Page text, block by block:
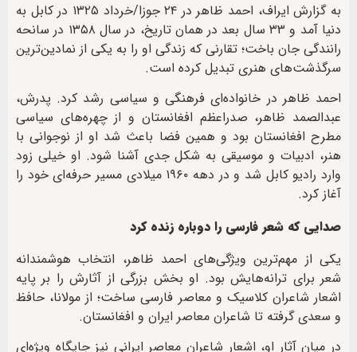
به گزارش ایراف، احمد ظاهر در ۲۴ جوزا/خرداد ۱۳۲۵ در کابل به
دنیا آمد و ۳۳ سال بعد در همان تاریخ، در سال ۱۳۵۸ در سانحه
رانندگی جان باخت؛ تقارنی که زندگی او را به یکی از نمادین‌ترین
سرگذشت‌های هنری تبدیل کرده است.
احمد ظاهر در خانواده‌ای فرهنگی و سیاسی رشد کرد. پدرش،
عبدالصمد ظاهر، صدراعظم افغانستان و از چهره‌های سیاسی
مطرح افغانستان بود و همین فضا باعث شد او از نوجوانی با
هنر، ادبیات و موسیقی به شکل جدی آشنا شود. او خیلی زود
وارد رادیو کابل شد و در دهه ۱۹۶۰ میلادی مسیر حرفه‌ای خود را
آغاز کرد.
صدایی که شعر فارسی را دوباره زنده کرد
یکی از مهم‌ترین ویژگی‌های احمد ظاهر، انتخاب هوشمندانه
شعر برای ترانه‌هایش بود. او بخش بزرگی از آثارش را بر پایه
اشعار شاعران کلاسیک و معاصر فارسی ساخت؛ از مولانا، حافظ
و سعدی گرفته تا شاعران معاصر ایران و افغانستان.
در میان آثار او، اشعار شاعران معاصر ایرانی نیز جایگاه ویژه‌ای